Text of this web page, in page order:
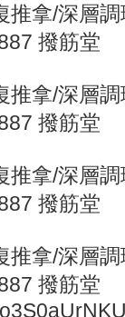
推拿/深層
撥筋堂
推拿/深層
撥筋堂
推拿/深層
撥筋堂
推拿/深層
撥筋堂